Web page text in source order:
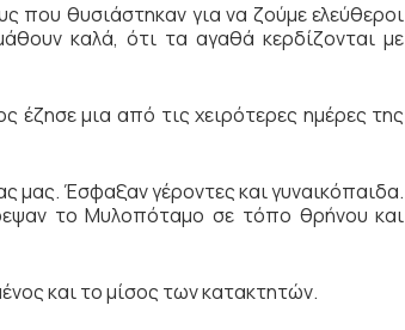
που θυσιάστηκαν για να ζούμε ελεύθεροι
καλά, ότι τα αγαθά κερδίζονται με
έζησε μια από τις χειρότερες ημέρες της
μας. Έσφαξαν γέροντες και γυναικόπαιδα.
το Μυλοπόταμο σε τόπο θρήνου και
και το μίσος των κατακτητών.